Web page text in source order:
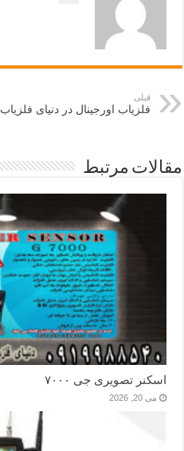
قبلی
فلزیاب اورجینال در دنیای فلزیاب
مقالات مرتبط
اسکنر تصویری جی ۷۰۰۰
می 20, 2026